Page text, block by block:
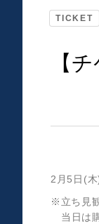
TICKET
【
2月5日(
※立ち見
当日は